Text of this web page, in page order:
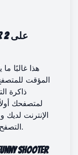
هذا غالبًا
المؤقت
ذاكرة
لمتصفحك
الإنترنت
التصفح المتخفي لاستبعاد تعارضات الإضافات.